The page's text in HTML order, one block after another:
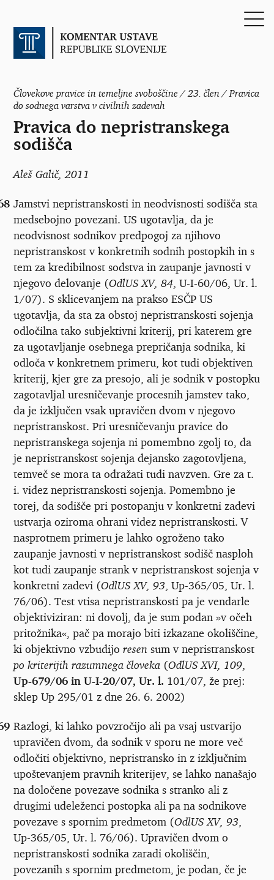
Človekove pravice in temeljne svoboščine / 23. člen / Pravica
do sodnega varstva v civilnih zadevah
Pravica do nepristranskega
sodišča
Aleš Galič, 2011
Jamstvi nepristranskosti in neodvisnosti sodišča sta
medsebojno povezani. US ugotavlja, da je
neodvisnost sodnikov predpogoj za njihovo
nepristranskost v konkretnih sodnih postopkih in s
tem za kredibilnost sodstva in zaupanje javnosti v
njegovo delovanje (OdlUS XV, 84 , U-I-60/06, Ur. l.
1/07). S sklicevanjem na prakso ESČP US
ugotavlja, da sta za obstoj nepristranskosti sojenja
odločilna tako subjektivni kriterij, pri katerem gre
za ugotavljanje osebnega prepričanja sodnika, ki
odloča v konkretnem primeru, kot tudi objektiven
kriterij, kjer gre za presojo, ali je sodnik v postopku
zagotavljal uresničevanje procesnih jamstev tako,
da je izključen vsak upravičen dvom v njegovo
nepristranskost. Pri uresničevanju pravice do
nepristranskega sojenja ni pomembno zgolj to, da
je nepristranskost sojenja dejansko zagotovljena,
temveč se mora ta odražati tudi navzven. Gre za t.
i. videz nepristranskosti sojenja. Pomembno je
torej, da sodišče pri postopanju v konkretni zadevi
ustvarja oziroma ohrani videz nepristranskosti. V
nasprotnem primeru je lahko ogroženo tako
zaupanje javnosti v nepristranskost sodišč nasploh
kot tudi zaupanje strank v nepristranskost sojenja v
konkretni zadevi (OdlUS XV, 93 , Up-365/05, Ur. l.
76/06). Test vtisa nepristranskosti pa je vendarle
objektiviziran: ni dovolj, da je sum podan »v očeh
pritožnika«, pač pa morajo biti izkazane okoliščine,
ki objektivno vzbudijo resen sum v nepristranskost
po kriterijih razumnega človeka (OdlUS XVI, 109
Up-679/06 in U-I-20/07, Ur. l. 101/07, že prej:
sklep Up 295/01 z dne 26. 6. 2002)
Razlogi, ki lahko povzročijo ali pa vsaj ustvarijo
upravičen dvom, da sodnik v sporu ne more več
odločiti objektivno, nepristransko in z izključnim
upoštevanjem pravnih kriterijev, se lahko nanašajo
na določene povezave sodnika s stranko ali z
drugimi udeleženci postopka ali pa na sodnikove
povezave s spornim predmetom (OdlUS XV, 93
Up-365/05, Ur. l. 76/06). Upravičen dvom o
nepristranskosti sodnika zaradi okoliščin,
povezanih s spornim predmetom, je podan, če je